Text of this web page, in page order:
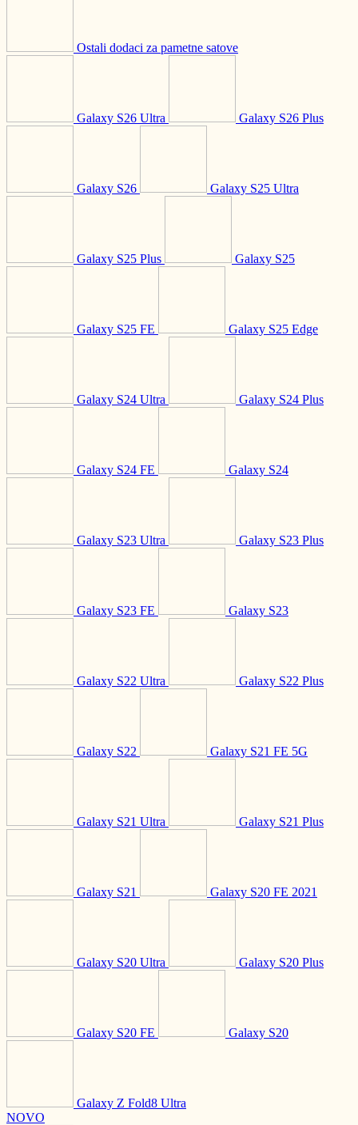
Ostali dodaci za pametne satove
Galaxy S26 Ultra Galaxy S26 Plus
Galaxy S26 Galaxy S25 Ultra
Galaxy S25 Plus Galaxy S25
Galaxy S25 FE Galaxy S25 Edge
Galaxy S24 Ultra Galaxy S24 Plus
Galaxy S24 FE Galaxy S24
Galaxy S23 Ultra Galaxy S23 Plus
Galaxy S23 FE Galaxy S23
Galaxy S22 Ultra Galaxy S22 Plus
Galaxy S22 Galaxy S21 FE 5G
Galaxy S21 Ultra Galaxy S21 Plus
Galaxy S21 Galaxy S20 FE 2021
Galaxy S20 Ultra Galaxy S20 Plus
Galaxy S20 FE Galaxy S20
Galaxy Z Fold8 Ultra
NOVO